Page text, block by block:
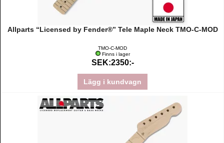
Allparts “Licensed by Fender®” Tele Maple Neck TMO-C-MOD
TMO-C-MOD
Finns i lager
SEK:2350:-
Lägg i kundvagn